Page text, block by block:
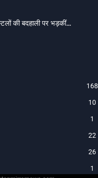
की बदहाली पर भड़कीं…
10
1
22
26
1